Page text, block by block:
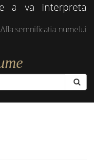
a va interpreta
semnificatia numelui